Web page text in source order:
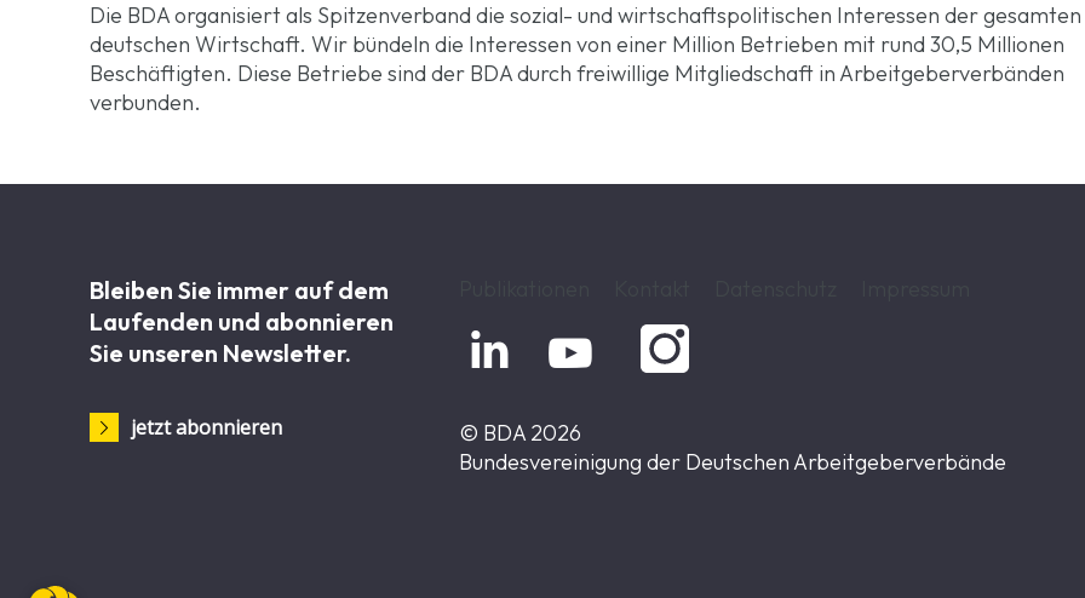
Die BDA organisiert als Spitzenverband die sozial- und wirtschaftspolitischen Interessen der gesamten
deutschen Wirtschaft. Wir bündeln die Interessen von einer Million Betrieben mit rund 30,5 Millionen
Beschäftigten. Diese Betriebe sind der BDA durch freiwillige Mitgliedschaft in Arbeitgeberverbänden
verbunden.
Bleiben Sie immer auf dem
Laufenden und abonnieren
Sie unseren Newsletter.
jetzt abonnieren
 
© BDA 2026
Bundesvereinigung der Deutschen Arbeitgeberverbände